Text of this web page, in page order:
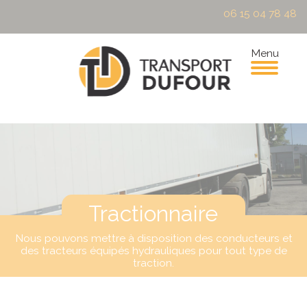
06 15 04 78 48
Menu
Tractionnaire
Nous pouvons mettre à disposition des conducteurs et
des tracteurs équipés hydrauliques pour tout type de
traction.